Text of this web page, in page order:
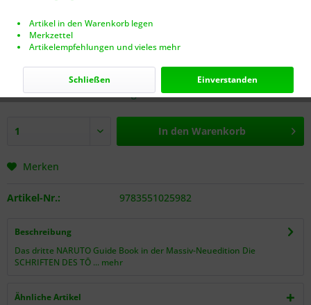
12,00 € *
zzgl. Versandkosten (VERSANDFREI AB 40€!)
Nur noch 1 Stück auf Lager.
In den Warenkorb
Merken
Artikel-Nr.: 9783551025982
Beschreibung
Das dritte NARUTO Guide Book in der Massiv-Neuedition Die
SCHRIFTEN DES TŌ ... mehr
Ähnliche Artikel
Artikel in den Warenkorb legen
Merkzettel
Artikelempfehlungen und vieles mehr
Einverstanden
Schließen